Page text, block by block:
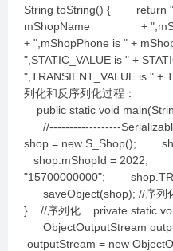
String toString() { return
mShopName +
+ ",mShopPhone is " +
",STATIC_VALUE is " +
",TRANSIENT_VALUE is "
列化和反序列化过程：
public static void
//------------------
shop = new S_Shop();
shop.mShopId = 2022;
"15700000000";
saveObject(shop); //序
} //序列化 private static
ObjectOutputStream
outputStream = new